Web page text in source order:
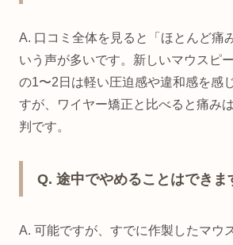
A. 口コミ全体を見ると「ほとんど痛
いう声が多いです。新しいマウスピ
の1〜2日は軽い圧迫感や違和感を感
すが、ワイヤー矯正と比べると痛み
判です。
Q. 途中でやめることはできま
A. 可能ですが、すでに作製したマウ